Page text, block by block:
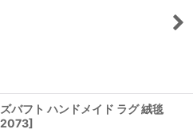
バフト ハンドメイド ラグ 絨毯
]